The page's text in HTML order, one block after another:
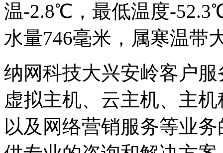
温-2.8℃，最低温度-
水量746毫米，属寒温带
纳网科技大兴安岭客户
虚拟主机、云主机、主
以及网络营销服务等业